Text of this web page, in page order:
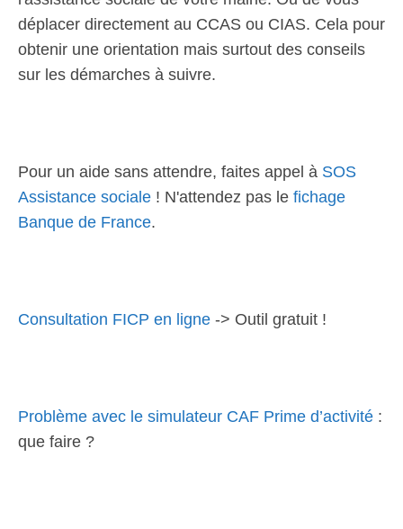
déplacer directement au CCAS ou CIAS. Cela pour
obtenir une orientation mais surtout des conseils
sur les démarches à suivre.
Pour un aide sans attendre, faites appel à SOS
Assistance sociale ! N'attendez pas le fichage
Banque de France.
Consultation FICP en ligne -> Outil gratuit !
Problème avec le simulateur CAF Prime d’activité :
que faire ?